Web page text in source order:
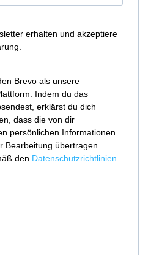
erhalten und akzeptiere
Brevo als unsere
Indem du das
erklärst du dich
dass die von dir
persönlichen Informationen
Bearbeitung übertragen
den Datenschutzrichtlinien